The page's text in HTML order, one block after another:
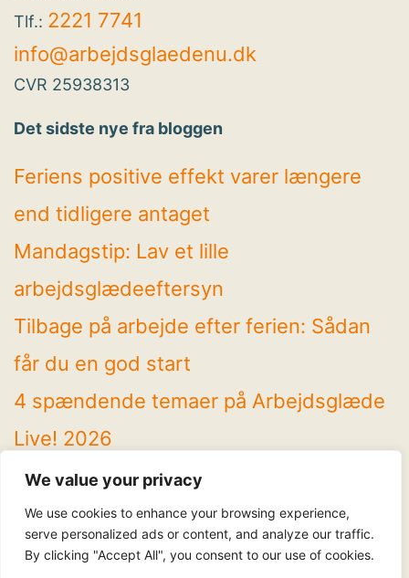
We value your privacy
We use cookies to enhance your browsing experience,
serve personalized ads or content, and analyze our traffic.
By clicking "Accept All", you consent to our use of cookies.
Tlf.: 2221 7741
info@arbejdsglaedenu.dk
CVR 25938313
Det sidste nye fra bloggen
Feriens positive effekt varer længere
end tidligere antaget
Mandagstip: Lav et lille
arbejdsglædeeftersyn
Tilbage på arbejde efter ferien: Sådan
får du en god start
4 spændende temaer på Arbejdsglæde
Live! 2026
Mandagstip: Brug sommeren til at rydde
op
Følg os